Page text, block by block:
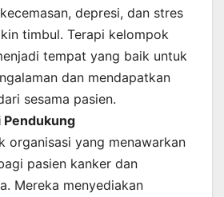
depresi, dan stres
timbul. Terapi kelompok
tempat yang baik untuk
dan mendapatkan
sesama pasien.
Pendukung
organisasi yang menawarkan
pasien kanker dan
Mereka menyediakan